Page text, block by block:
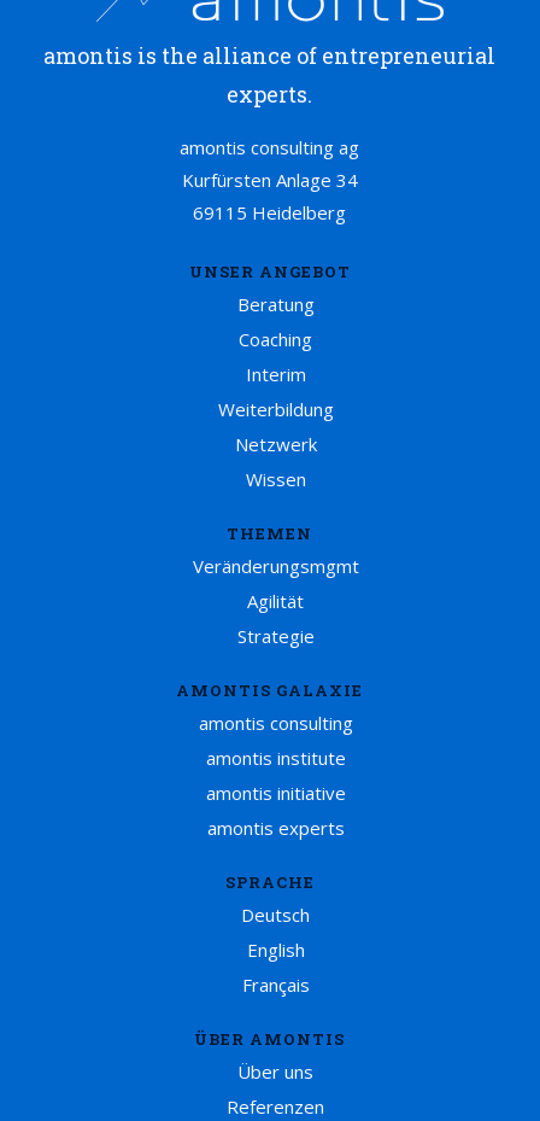
amontis is the alliance of entrepreneurial
experts.
amontis consulting ag
Kurfürsten Anlage 34
69115 Heidelberg
UNSER ANGEBOT
Beratung
Coaching
Interim
Weiterbildung
Netzwerk
Wissen
THEMEN
Veränderungsmgmt
Agilität
Strategie
AMONTIS GALAXIE
amontis consulting
amontis institute
amontis initiative
amontis experts
SPRACHE
Deutsch
English
Français
ÜBER AMONTIS
Über uns
Referenzen